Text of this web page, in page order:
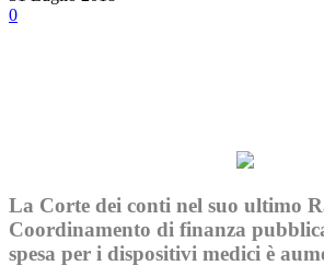
0
La Corte dei conti nel suo ultimo
Coordinamento di finanza
spesa per i dispositivi medici è